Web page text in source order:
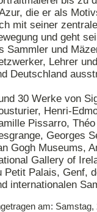
die er als
mit seiner
und geht
Sammler und
Lehrer
Deutschland
30 Werke von
Henri-
Pissarro,
Georges
Gogh Museums,
Gallery of
Petit Palais, Genf,
internationalen
am: Samstag,